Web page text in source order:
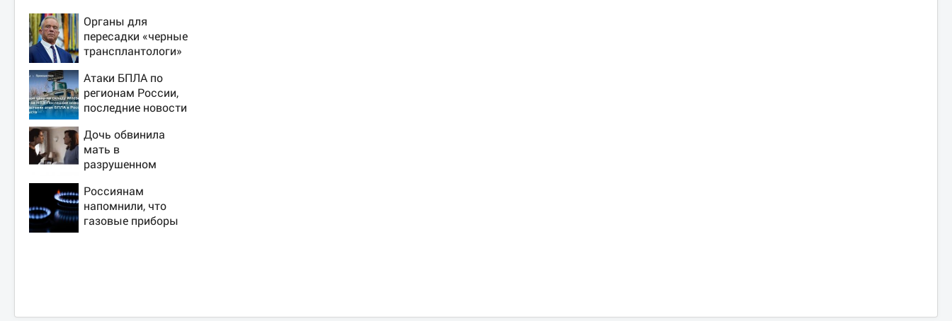
Органы для
пересадки «черные
трансплантологи»
живых пациентов
Атаки БПЛА по
регионам России,
последние новости
последствия, атаки
на склады
Wildberries,
пострадавших
Дочь обвинила
мать в
разрушенном
всей правды о
своём отце -
история одной
Россиянам
напомнили, что
газовые приборы